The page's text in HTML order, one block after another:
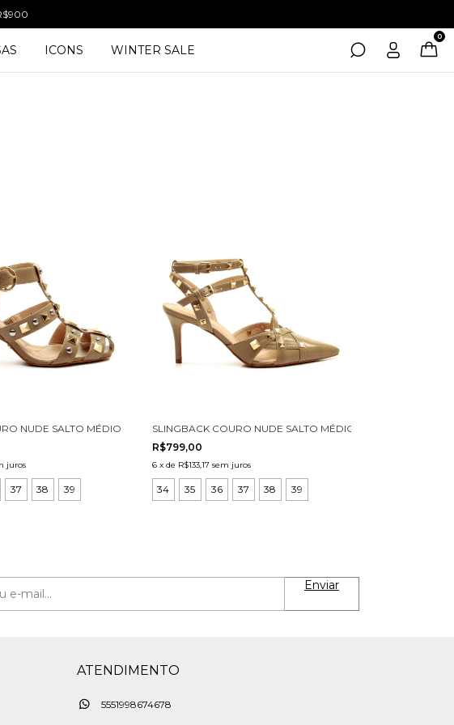
ICONS WINTER SALE
0
3
NUDE SALTO MÉDIO CECCONELLO 3031001-1
juros
37 38 39
SLINGBACK COURO NUDE SALTO MÉDIO CECCONELLO
R$799,00
6 x de R$133,17 sem juros
34 35 36 37 38 39
ATENDIMENTO
5551998674678